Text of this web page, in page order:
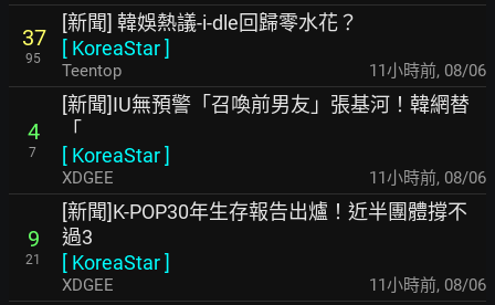
37
95
[新聞] 韓娛熱議-i-dle回歸零水花？
[ KoreaStar]
Teentop 11小時前, 08/06
4
7
[新聞]IU無預警「召喚前男友」張基河！韓網替
「
[ KoreaStar]
XDGEE 11小時前, 08/06
9
21
[新聞]K-POP30年生存報告出爐！近半團體撐不
過3
[ KoreaStar]
XDGEE 11小時前, 08/06